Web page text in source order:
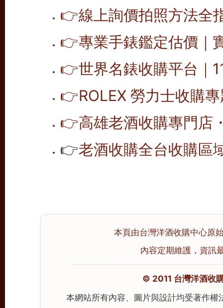
👉線上詢價拍照方法全
👉專業手錶鑑定估價｜
👉世界名錶收購平台｜
👉ROLEX 勞力士收購
👉高雄老酒收購專門店
👉老酒收購全台收購區
本頁由台灣洋酒收購中心原
內容定期維護，資訊
© 2011 台灣洋酒收
本網站所有內容、圖片與設計均受著作